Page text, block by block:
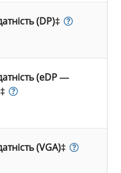
(DP)‡
(eDP —
(VGA)‡